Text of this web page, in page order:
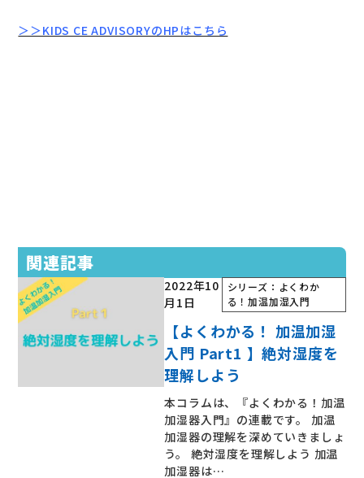
＞＞KIDS CE ADVISORYのHPはこちら
関連記事
2022年10
月1日
シリーズ：よくわか
る！加温加湿入門
【よくわかる！ 加温加湿
入門 Part1 】絶対湿度を
理解しよう
本コラムは、『よくわかる！加温
加湿器入門』の連載です。 加温
加湿器の理解を深めていきましょ
う。 絶対湿度を理解しよう 加温
加湿器は…